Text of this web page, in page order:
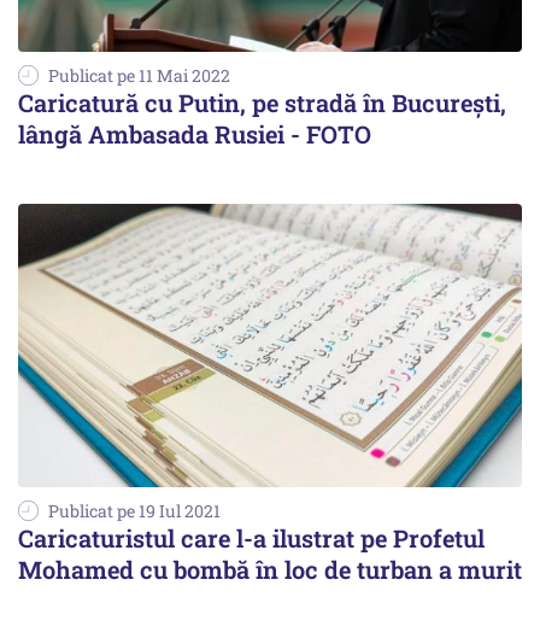
Publicat pe 11 Mai 2022
Caricatură cu Putin, pe stradă în Bucureşti,
lângă Ambasada Rusiei - FOTO
Publicat pe 19 Iul 2021
Caricaturistul care l-a ilustrat pe Profetul
Mohamed cu bombă în loc de turban a murit